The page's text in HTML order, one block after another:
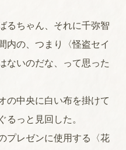
るちゃん、それに千弥智
内の、つまり〈怪盗セイ
ないのだな、って思った
の中央に白い布を掛けて
っと見回した。
プレゼンに使用する〈花